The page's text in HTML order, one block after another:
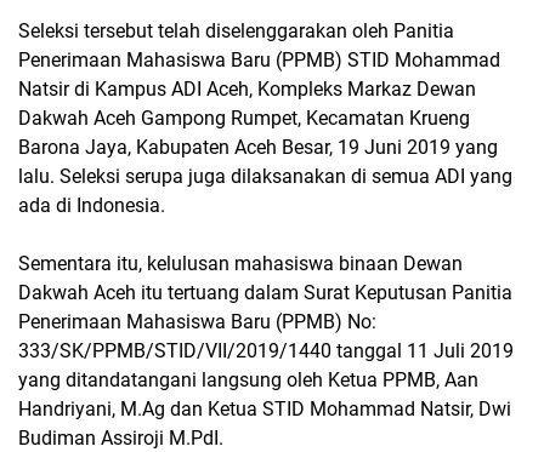
Seleksi tersebut telah diselenggarakan oleh Panitia
Penerimaan Mahasiswa Baru (PPMB) STID Mohammad
Natsir di Kampus ADI Aceh, Kompleks Markaz Dewan
Dakwah Aceh Gampong Rumpet, Kecamatan Krueng
Barona Jaya, Kabupaten Aceh Besar, 19 Juni 2019 yang
lalu. Seleksi serupa juga dilaksanakan di semua ADI yang
ada di Indonesia.
Sementara itu, kelulusan mahasiswa binaan Dewan
Dakwah Aceh itu tertuang dalam Surat Keputusan Panitia
Penerimaan Mahasiswa Baru (PPMB) No:
333/SK/PPMB/STID/VII/2019/1440 tanggal 11 Juli 2019
yang ditandatangani langsung oleh Ketua PPMB, Aan
Handriyani, M.Ag dan Ketua STID Mohammad Natsir, Dwi
Budiman Assiroji M.PdI.